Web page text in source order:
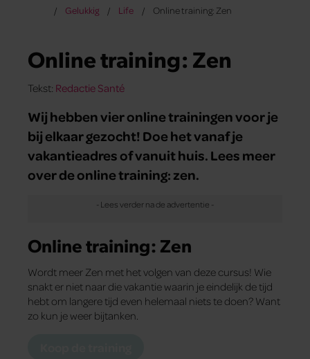
Gelukkig Life Online training: Zen
Online training: Zen
Tekst: Redactie Santé
Wij hebben vier online trainingen voor je
bij elkaar gezocht! Doe het vanaf je
vakantieadres of vanuit huis. Lees meer
over de online training: zen.
Online training: Zen
Wordt meer Zen met het volgen van deze cursus! Wie
snakt er niet naar die vakantie waarin je eindelijk de tijd
hebt om langere tijd even helemaal niets te doen? Want
zo kun je weer bijtanken.